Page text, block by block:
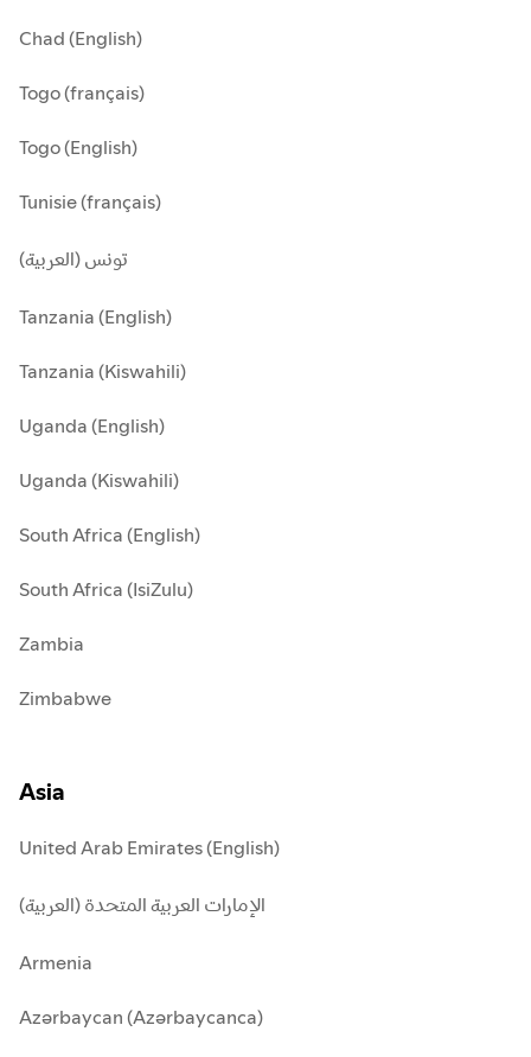
Chad (English)
Togo (français)
Togo (English)
Tunisie (français)
تونس (العربية)
Tanzania (English)
Tanzania (Kiswahili)
Uganda (English)
Uganda (Kiswahili)
South Africa (English)
South Africa (IsiZulu)
Zambia
Zimbabwe
Asia
United Arab Emirates (English)
الإمارات العربية المتحدة (العربية)
Armenia
Azərbaycan (Azərbaycanca)